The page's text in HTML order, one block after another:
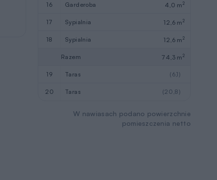
16 garderoba 4,0 m2
17 sypialnia 12,6 m2
18 sypialnia 12,6 m2
Razem 74,3 m2
19 taras (6,1)
20 taras (20,8)
W nawiasach podano powierzchnie
pomieszczenia netto